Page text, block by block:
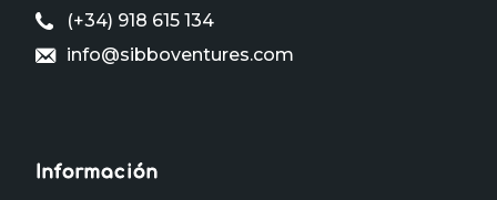
(+34) 918 615 134
info@sibboventures.com
Información